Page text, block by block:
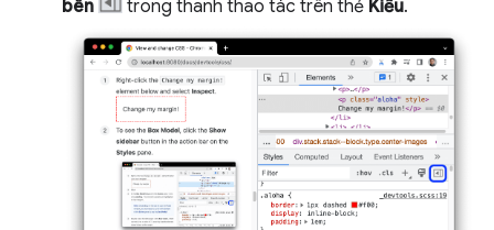
bên
trong thanh thao tác trên thẻ Kiểu.